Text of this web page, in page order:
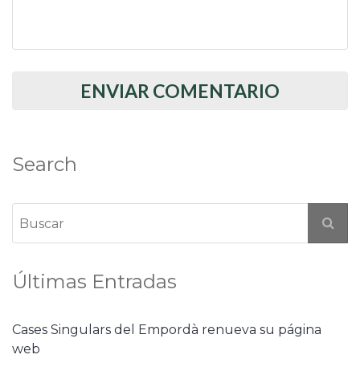
Search
Últimas Entradas
Cases Singulars del Empordà renueva su página
web